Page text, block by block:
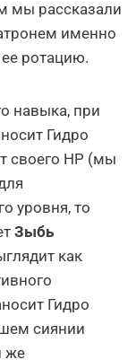
мы рассказали
именно
ротацию.
навыка, при
Гидро
своего HP (мы
уровня, то
Зыбь
как
Гидро
сиянии
же